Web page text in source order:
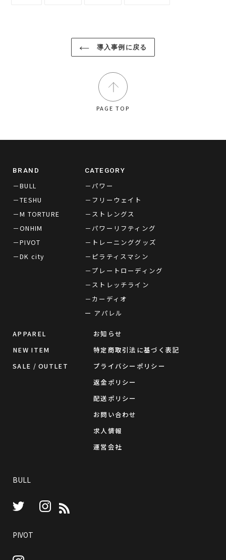
導入事例に戻る
PAGE TOP
BRAND
－BULL
－TESHU
－M TORTURE
－ONHIM
－PIVOT
－DK city
CATEGORY
－パワー
－フリーウェイト
－ストレングス
－パワーリフティング
－トレーニンググッズ
－ピラティスマシン
－プレートローディング
－ストレッチライン
－カーディオ
ー アパレル
APPAREL
NEW ITEM
SALE / OUTLET
お知らせ
特定商取引法に基づく表記
プライバシーポリシー
返金ポリシー
配送ポリシー
お問い合わせ
求人情報
運営会社
BULL
TwitterInstagram
PIVOT